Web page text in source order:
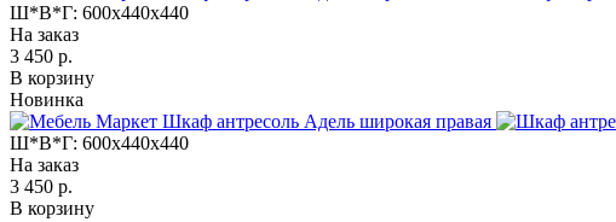
Ш*В*Г: 600x440x440
На заказ
3 450 р.
В корзину
Новинка
Ш*В*Г: 600x440x440
На заказ
3 450 р.
В корзину